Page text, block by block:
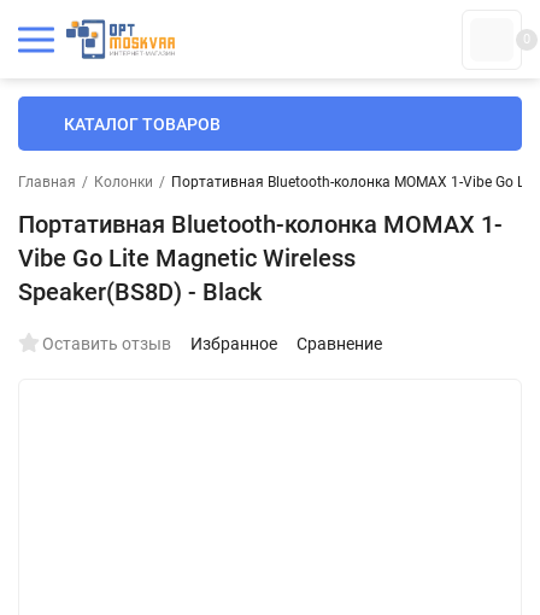
0
КАТАЛОГ ТОВАРОВ
Главная / Колонки / Портативная Bluetooth-колонка MOMAX 1-Vibe Go
Портативная Bluetooth-колонка MOMAX 1-
Vibe Go Lite Magnetic Wireless
Speaker(BS8D) - Black
Оставить отзыв Избранное Сравнение